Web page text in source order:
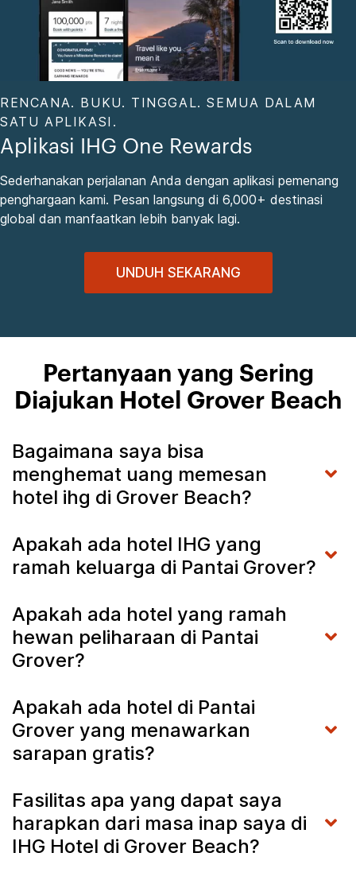
RENCANA. BUKU. TINGGAL. SEMUA DALAM
SATU APLIKASI.
Aplikasi IHG One Rewards
Sederhanakan perjalanan Anda dengan aplikasi pemenang
penghargaan kami. Pesan langsung di 6,000+ destinasi
global dan manfaatkan lebih banyak lagi.
UNDUH SEKARANG
Pertanyaan yang Sering
Diajukan Hotel Grover Beach
Bagaimana saya bisa
menghemat uang memesan
hotel ihg di Grover Beach?
Apakah ada hotel IHG yang
ramah keluarga di Pantai Grover?
Apakah ada hotel yang ramah
hewan peliharaan di Pantai
Grover?
Apakah ada hotel di Pantai
Grover yang menawarkan
sarapan gratis?
Fasilitas apa yang dapat saya
harapkan dari masa inap saya di
IHG Hotel di Grover Beach?